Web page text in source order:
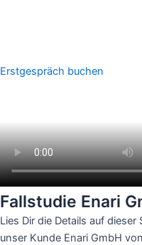
Erstgespräch buchen
Fallstudie Enari
Lies Dir die Details auf
unser Kunde Enari GmbH